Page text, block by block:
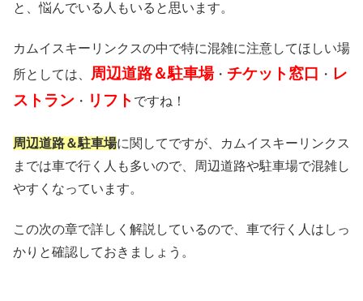
と、悩んでいる人もいると思います。
カムイスキーリンクスの中で特に混雑に注意してほしい場
所としては、 周辺道路＆駐車場・ チケット窓口 ・ レ
ストラン ・ リフト ですね！
周辺道路＆駐車場に関してですが、カムイスキーリンクス
までは車で行く人も多いので、周辺道路や駐車場で混雑し
やすくなっています。
この次の章で詳しく解説しているので、車で行く人はしっ
かりと確認しておきましょう。